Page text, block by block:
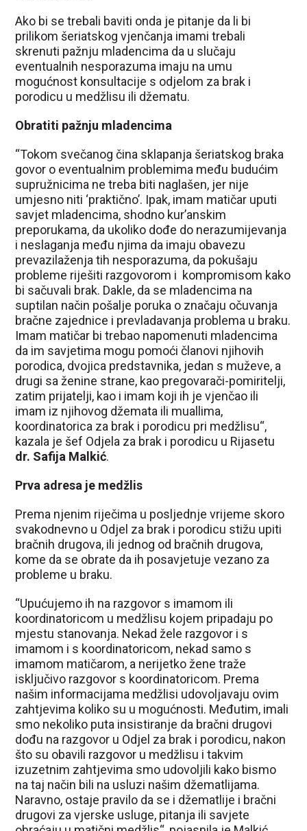
Ako bi se trebali baviti onda je pitanje da li bi
prilikom šeriatskog vjenčanja imami trebali
skrenuti pažnju mladencima da u slučaju
eventualnih nesporazuma imaju na umu
mogućnost konsultacije s odjelom za brak i
porodicu u medžlisu ili džematu.
Obratiti pažnju mladencima
“Tokom svečanog čina sklapanja šeriatskog braka
govor o eventualnim problemima među budućim
supružnicima ne treba biti naglašen, jer nije
umjesno niti ‘praktično’. Ipak, imam matičar uputi
savjet mladencima, shodno kur’anskim
preporukama, da ukoliko dođe do nerazumijevanja
i neslaganja među njima da imaju obavezu
prevazilaženja tih nesporazuma, da pokušaju
probleme riješiti razgovorom i kompromisom kako
bi sačuvali brak. Dakle, da se mladencima na
suptilan način pošalje poruka o značaju očuvanja
bračne zajednice i prevladavanja problema u braku.
Imam matičar bi trebao napomenuti mladencima
da im savjetima mogu pomoći članovi njihovih
porodica, dvojica predstavnika, jedan s muževe, a
drugi sa ženine strane, kao pregovarači-pomiritelji,
zatim prijatelji, kao i imam koji ih je vjenčao ili
imam iz njihovog džemata ili muallima,
koordinatorica za brak i porodicu pri medžlisu“,
kazala je šef Odjela za brak i porodicu u Rijasetu
dr. Safija Malkić.
Prva adresa je medžlis
Prema njenim riječima u posljednje vrijeme skoro
svakodnevno u Odjel za brak i porodicu stižu upiti
bračnih drugova, ili jednog od bračnih drugova,
kome da se obrate da ih posavjetuje vezano za
probleme u braku.
“Upućujemo ih na razgovor s imamom ili
koordinatoricom u medžlisu kojem pripadaju po
mjestu stanovanja. Nekad žele razgovor i s
imamom i s koordinatoricom, nekad samo s
imamom matičarom, a nerijetko žene traže
isključivo razgovor s koordinatoricom. Prema
našim informacijama medžlisi udovoljavaju ovim
zahtjevima koliko su u mogućnosti. Međutim, imali
smo nekoliko puta insistiranje da bračni drugovi
dođu na razgovor u Odjel za brak i porodicu, nakon
što su obavili razgovor u medžlisu i takvim
izuzetnim zahtjevima smo udovoljili kako bismo
na taj način bili na usluzi našim džematlijama.
Naravno, ostaje pravilo da se i džematlije i bračni
drugovi za vjerske usluge, pitanja ili savjete